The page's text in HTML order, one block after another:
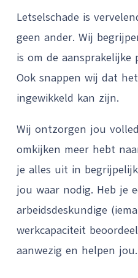
Letselschade is
geen ander. Wij
is om de
Ook snappen wij dat
ingewikkeld kan zijn.
Wij ontzorgen jou
omkijken meer hebt
je alles uit in
jou waar nodig. Heb je
arbeidsdeskundige
werkcapaciteit
aanwezig en helpen jou.